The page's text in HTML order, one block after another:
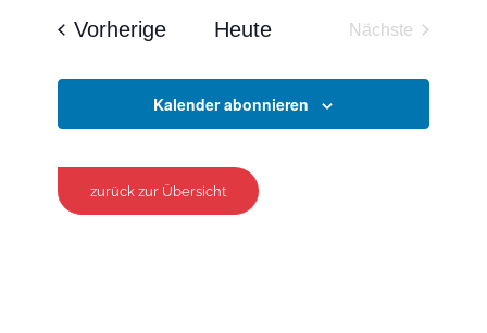
wählen.
VorherigeVeranstaltungen
Heute
Nächste
Kalender abonnieren
zurück zur Übersicht